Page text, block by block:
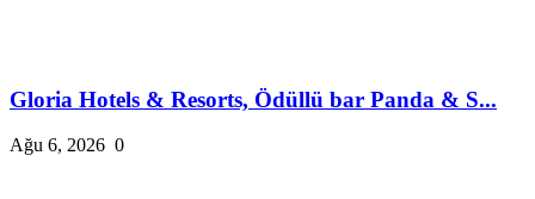
Gloria Hotels & Resorts, Ödüllü bar Panda & S...
Ağu 6, 2026 0